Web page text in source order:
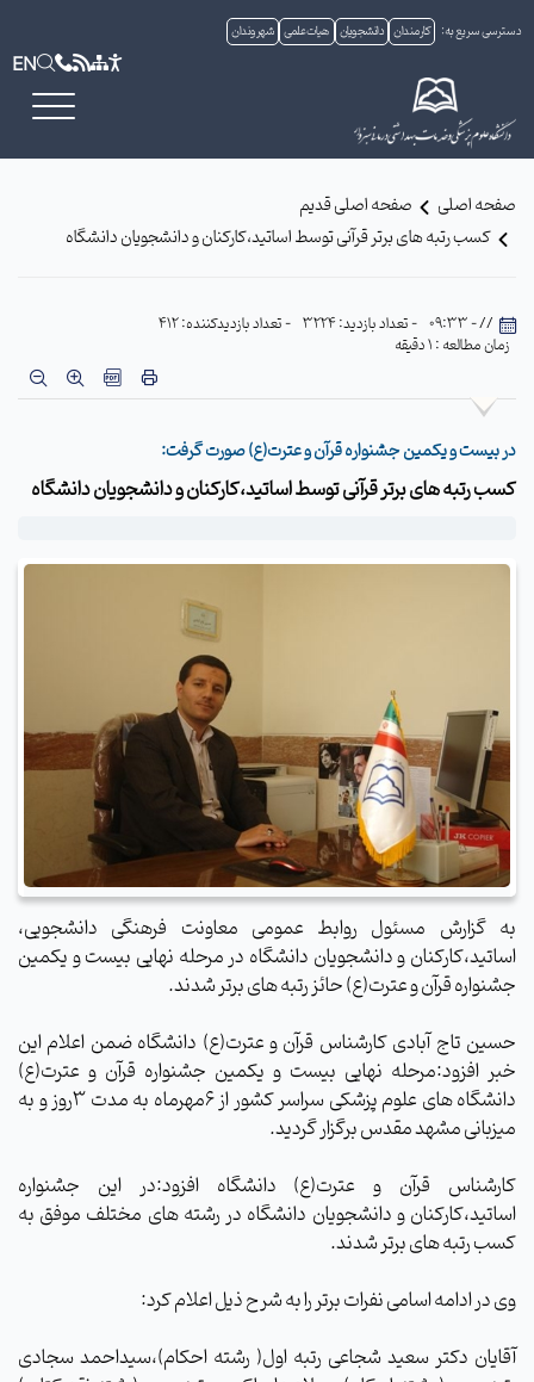
دسترسی سریع به: کارمندان دانشجویان هیات علمی شهروندان
EN
صفحه اصلی
صفحه اصلی قدیم
کسب رتبه های برتر قرآنی توسط اساتید،کارکنان و دانشجویان دانشگاه
// - 09:33 - تعداد بازدید: 3224
- تعداد بازدیدکننده: 412
زمان مطالعه : 1 دقیقه
در بیست و یکمین جشنواره قرآن و عترت(ع) صورت گرفت:
کسب رتبه های برتر قرآنی توسط اساتید،کارکنان و دانشجویان دانشگاه
به گزارش مسئول روابط عمومی معاونت فرهنگی دانشجویی،
اساتید،کارکنان و دانشجویان دانشگاه در مرحله نهایی بیست و یکمین
جشنواره قرآن و عترت(ع) حائز رتبه های برتر شدند.
حسین تاج آبادی کارشناس قرآن و عترت(ع) دانشگاه ضمن اعلام این
خبر افزود:مرحله نهایی بیست و یکمین جشنواره قرآن و عترت(ع)
دانشگاه های علوم پزشکی سراسر کشور از ۶مهرماه به مدت ۳روز و به
میزبانی مشهد مقدس برگزار گردید.
کارشناس قرآن و عترت(ع) دانشگاه افزود:در این جشنواره
اساتید،کارکنان و دانشجویان دانشگاه در رشته های مختلف موفق به
کسب رتبه های برتر شدند.
وی در ادامه اسامی نفرات برتر را به شرح ذیل اعلام کرد:
آقایان دکتر سعید شجاعی رتبه اول( رشته احکام)،سیداحمد سجادی